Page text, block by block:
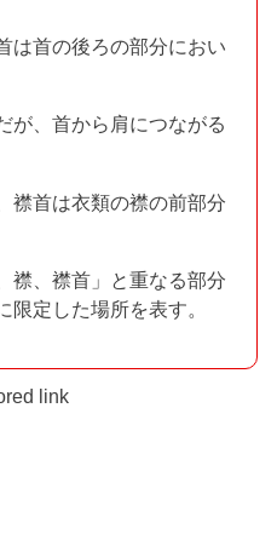
は首の後ろの部分におい
が、首から肩につながる
襟首は衣類の襟の前部分
襟、襟首」と重なる部分
限定した場所を表す。
link